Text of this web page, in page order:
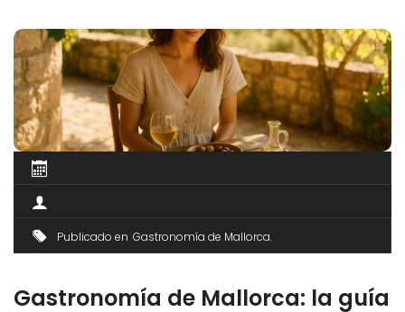
Publicado en Gastronomía de Mallorca
Gastronomía de Mallorca: la guía